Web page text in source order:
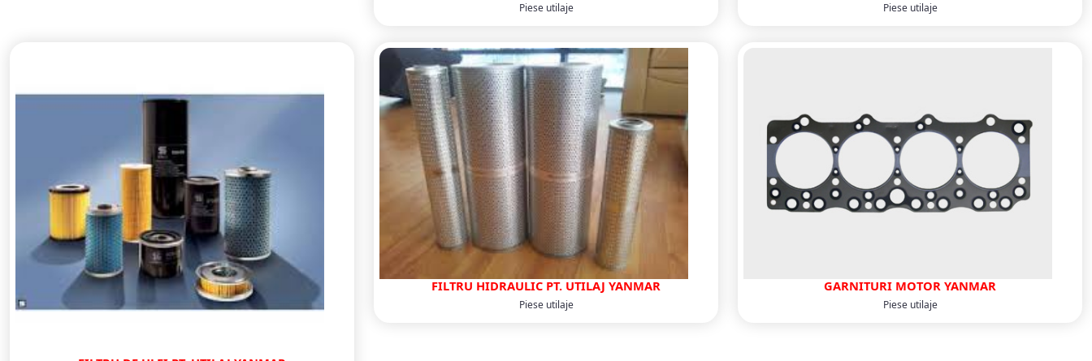
Piese utilaje Piese utilaje
FILTRU HIDRAULIC PT. UTILAJ YANMAR
Piese utilaje
GARNITURI MOTOR YANMAR
Piese utilaje